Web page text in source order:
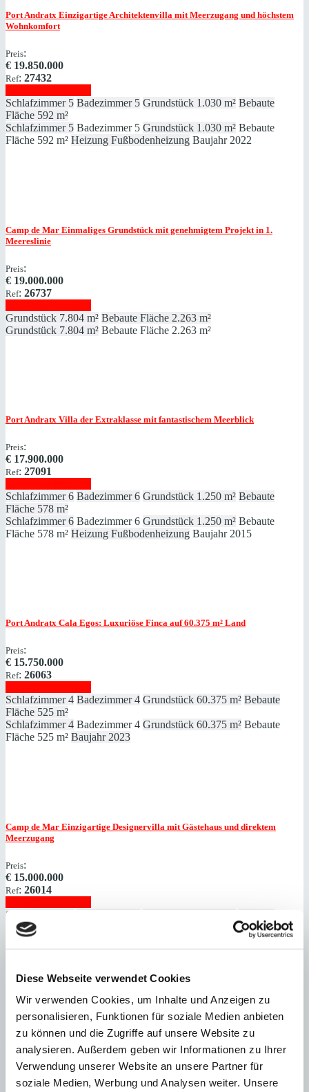
Diese Webseite verwendet Cookies
Wir verwenden Cookies, um Inhalte und Anzeigen zu
personalisieren, Funktionen für soziale Medien anbieten
zu können und die Zugriffe auf unsere Website zu
analysieren. Außerdem geben wir Informationen zu Ihrer
Verwendung unserer Website an unsere Partner für
soziale Medien, Werbung und Analysen weiter. Unsere
Port Andratx Einzigartige Architektenvilla mit Meerzugang und höchstem
Wohnkomfort
Preis:
€ 19.850.000
Ref: 27432
Schlafzimmer 5 Badezimmer 5 Grundstück 1.030 m² Bebaute
Fläche 592 m²
Schlafzimmer 5 Badezimmer 5 Grundstück 1.030 m² Bebaute
Fläche 592 m² Heizung Fußbodenheizung Baujahr 2022
Camp de Mar Einmaliges Grundstück mit genehmigtem Projekt in 1.
Meereslinie
Preis:
€ 19.000.000
Ref: 26737
Grundstück 7.804 m² Bebaute Fläche 2.263 m²
Grundstück 7.804 m² Bebaute Fläche 2.263 m²
Port Andratx Villa der Extraklasse mit fantastischem Meerblick
Preis:
€ 17.900.000
Ref: 27091
Schlafzimmer 6 Badezimmer 6 Grundstück 1.250 m² Bebaute
Fläche 578 m²
Schlafzimmer 6 Badezimmer 6 Grundstück 1.250 m² Bebaute
Fläche 578 m² Heizung Fußbodenheizung Baujahr 2015
Port Andratx Cala Egos: Luxuriöse Finca auf 60.375 ​​​​​​​m² Land
Preis:
€ 15.750.000
Ref: 26063
Schlafzimmer 4 Badezimmer 4 Grundstück 60.375 m² Bebaute
Fläche 525 m²
Schlafzimmer 4 Badezimmer 4 Grundstück 60.375 m² Bebaute
Fläche 525 m² Baujahr 2023
Camp de Mar Einzigartige Designervilla mit Gästehaus und direktem
Meerzugang
Preis:
€ 15.000.000
Ref: 26014
Schlafzimmer
Fläche
Schlafzimmer
Bebaute
Fläche 1.060 m² Heizung Fußbodenheizung Baujahr 2012
Grandiose Villa in privilegierter Lage mit sensationeller
Aussicht
Preis: